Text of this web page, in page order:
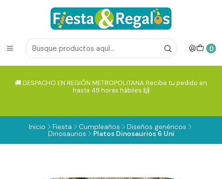
0
🚚 DESPACHO EN REGIÓN METROPOLITANA Recibe tu pedido en
hasta 48 horas hábiles 🙌
Inicio Fiesta Cumpleaños
Diseños genéricos
Dinosaurios
Platos Dinosaurios 6 Uni